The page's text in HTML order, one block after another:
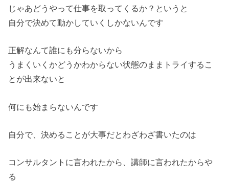
じゃあどうやって仕事を取ってくるか？というと
自分で決めて動かしていくしかないんです
正解なんて誰にも分らないから
うまくいくかどうかわからない状態のままトライするこ
とが出来ないと
何にも始まらないんです
自分で、決めることが大事だとわざわざ書いたのは
コンサルタントに言われたから、講師に言われたからや
る